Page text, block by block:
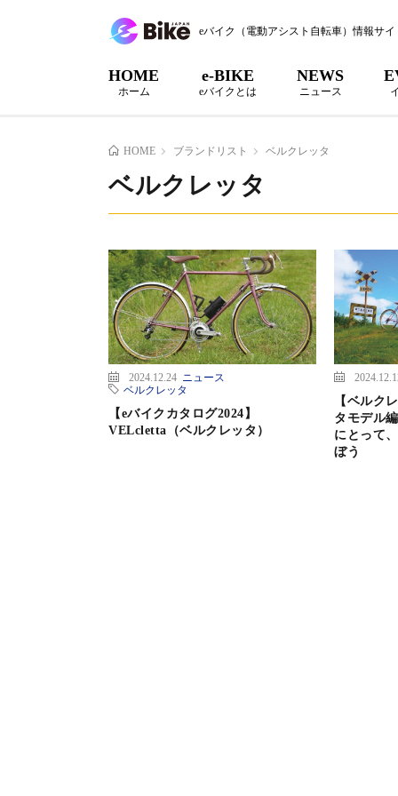
eバイク（電動アシスト自転車）情報サイ
HOME
ホーム
e-BIKE
eバイクとは
NEWS
ニュース
HOME ブランドリスト ベルクレッタ
ベルクレッタ
2024.12.24
ニュース
ベルクレッタ
【eバイクカタログ2024】
VELcletta（ベルクレッタ）
【ベルク
タモデル
にとって
ぼう